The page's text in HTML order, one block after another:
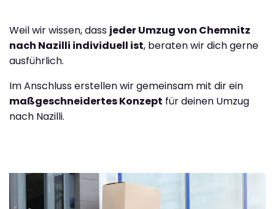
Weil wir wissen, dass jeder Umzug von Chemnitz
nach Nazilli individuell ist, beraten wir dich gerne
ausführlich.
Im Anschluss erstellen wir gemeinsam mit dir ein
maßgeschneidertes Konzept für deinen Umzug
nach Nazilli.